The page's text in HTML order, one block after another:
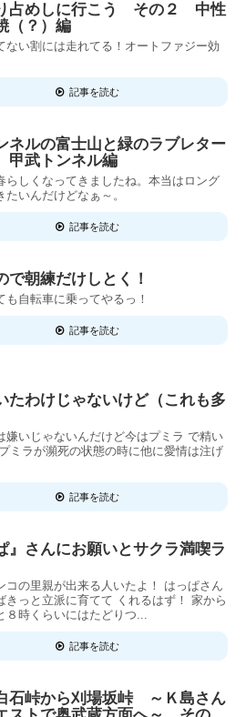
占めしに行こう その２ 中性
（？）編
ない割には走れてる！オートファジー効
記事を読む
ネルの富士山と緑のラブレター
武トンネル編
らしくなってきましたね。本当はロング
たいんだけどなぁ～。
記事を読む
で朝練だけしとく！
も自転車に乗ってやるっ！
記事を読む
たわけじゃないけど（これも多
嫌いじゃないんだけど今はプミラ で精い
ミラが瀕死の状態の時に他に愛情は注げ
記事を読む
』さんにお願いとサクラ満喫ラ
コの里親が出来る人いたよ！ はっぱさん
きっと立派に育てて くれるはず！ 家から
８時くらいにはたどりつ...
記事を読む
石峠から刈場坂峠 ～Ｋ島さん